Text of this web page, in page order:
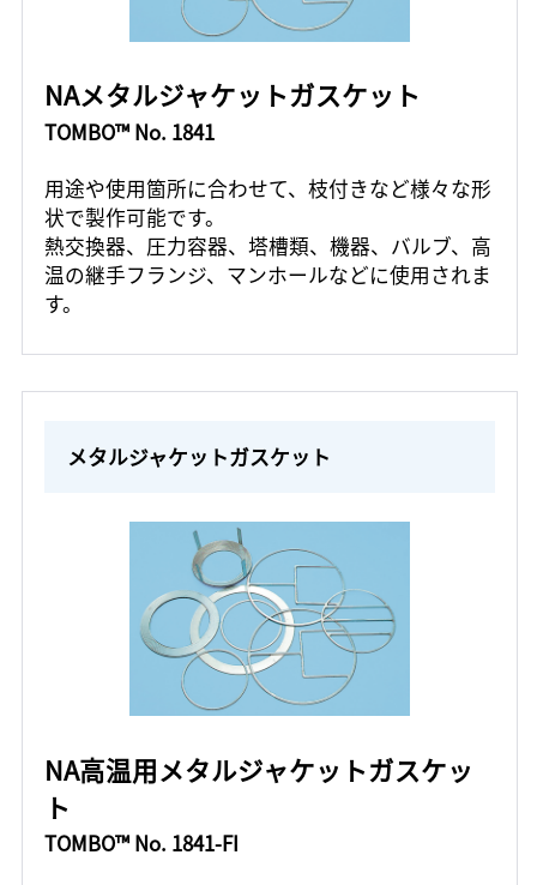
NAメタルジャケットガスケット
TOMBO™ No. 1841
用途や使用箇所に合わせて、枝付きなど様々な形
状で製作可能です。
熱交換器、圧力容器、塔槽類、機器、バルブ、高
温の継手フランジ、マンホールなどに使用されま
す。
メタルジャケットガスケット
NA高温用メタルジャケットガスケッ
ト
TOMBO™ No. 1841-FI